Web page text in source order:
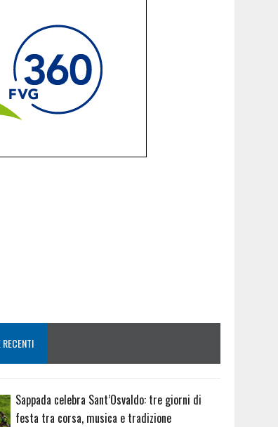
Sappada celebra Sant’Osvaldo: tre giorni di
festa tra corsa, musica e tradizione